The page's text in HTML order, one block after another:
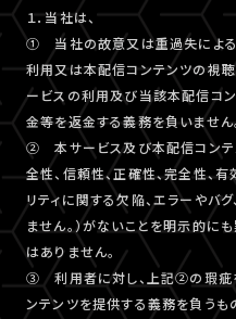
１．当社は、
① 当社の故意又は重過失による
利用又は本配信コンテンツの視
ービスの利用及び当該本配信コ
金等を返金する義務を負いません
② 本サービス及び本配信コンテ
全性、信頼性、正確性、完全性、
リティに関する欠陥、エラーやバ
ません。）がないことを明示的に
はありません。
③ 利用者に対し、上記②の瑕疵
ンテンツを提供する義務を負うも